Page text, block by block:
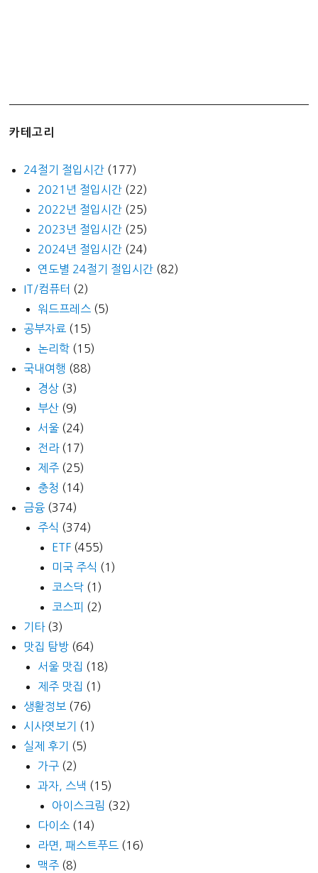
카테고리
24절기 절입시간 (177)
2021년 절입시간 (22)
2022년 절입시간 (25)
2023년 절입시간 (25)
2024년 절입시간 (24)
연도별 24절기 절입시간 (82)
IT/컴퓨터 (2)
워드프레스 (5)
공부자료 (15)
논리학 (15)
국내여행 (88)
경상 (3)
부산 (9)
서울 (24)
전라(17)
제주 (25)
충청 (14)
금융 (374)
주식 (374)
ETF (455)
미국 주식 (1)
코스닥 (1)
코스피 (2)
기타(3)
맛집 탐방 (64)
서울 맛집 (18)
제주 맛집 (1)
생활정보 (76)
시사엿보기
(1)
실제 후기
(5)
가구 (2)
과자, 스낵 (15)
아이스크림 (32)
다이소 (14)
라면, 패스트푸드 (16)
맥주 (8)